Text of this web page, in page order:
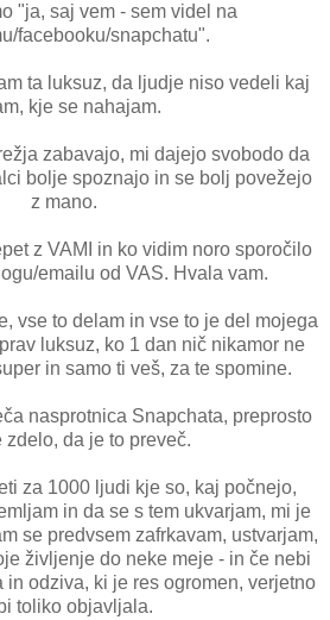
"ja, saj vem - sem videl na
facebooku/snapchatu".
ta luksuz, da ljudje niso vedeli kaj
kje se nahajam.
zabavajo, mi dajejo svobodo da
bolje spoznajo in se bolj povežejo
z mano.
z VAMI in ko vidim noro sporočilo
emailu od VAS. Hvala vam.
vse to delam in vse to je del mojega
luksuz, ko 1 dan nič nikamor ne
in samo ti veš, za te spomine.
nasprotnica Snapchata, preprosto
zdelo, da je to preveč.
za 1000 ljudi kje so, kaj počnejo,
in da se s tem ukvarjam, mi je
se predvsem zafrkavam, ustvarjam,
življenje do neke meje - in če nebi
in odziva, ki je res ogromen, verjetno
toliko objavljala.